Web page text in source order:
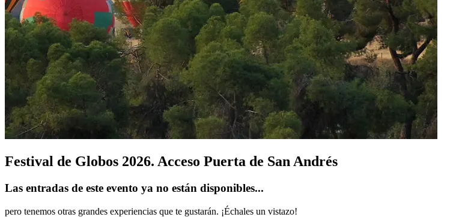
Festival de Globos 2026. Acceso Puerta de San Andrés
Las entradas de este evento ya no están disponibles...
pero tenemos otras grandes experiencias que te gustarán. ¡Échales un vistazo!